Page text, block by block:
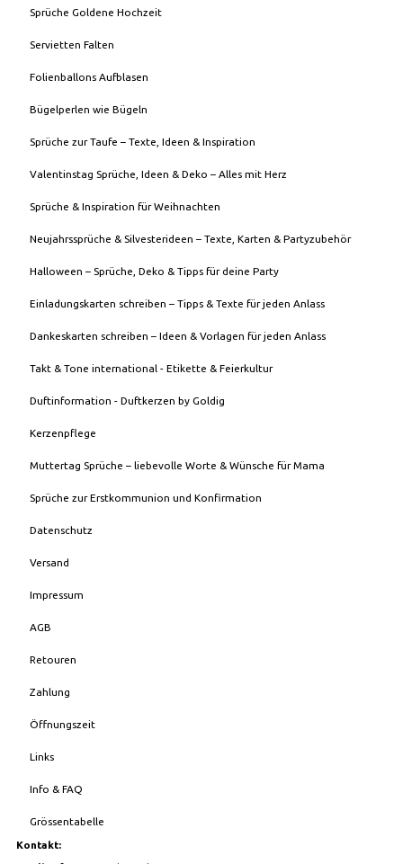
Sprüche Goldene Hochzeit
Servietten Falten
Folienballons Aufblasen
Bügelperlen wie Bügeln
Sprüche zur Taufe – Texte, Ideen & Inspiration
Valentinstag Sprüche, Ideen & Deko – Alles mit Herz
Sprüche & Inspiration für Weihnachten
Neujahrssprüche & Silvesterideen – Texte, Karten & Partyzubehör
Halloween – Sprüche, Deko & Tipps für deine Party
Einladungskarten schreiben – Tipps & Texte für jeden Anlass
Dankeskarten schreiben – Ideen & Vorlagen für jeden Anlass
Takt & Tone international - Etikette & Feierkultur
Duftinformation - Duftkerzen by Goldig
Kerzenpflege
Muttertag Sprüche – liebevolle Worte & Wünsche für Mama
Sprüche zur Erstkommunion und Konfirmation
Datenschutz
Versand
Impressum
AGB
Retouren
Zahlung
Öffnungszeit
Links
Info & FAQ
Grössentabelle
Kontakt: